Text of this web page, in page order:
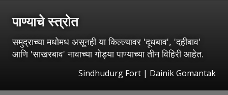
पाण्याचे स्त्रोत
समुद्राच्या मधोमध असूनही या किल्ल्यावर 'दूधबाव', 'दहीबाव'
आणि 'साखरबाव' नावाच्या गोड्या पाण्याच्या तीन विहिरी आहेत.
Sindhudurg Fort | Dainik Gomantak